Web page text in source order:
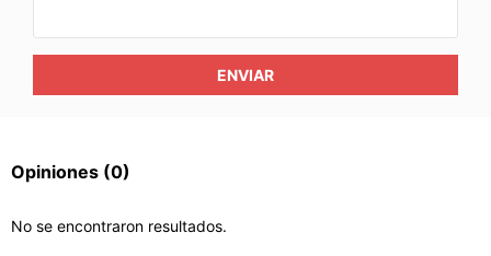
ENVIAR
Opiniones (0)
No se encontraron resultados.